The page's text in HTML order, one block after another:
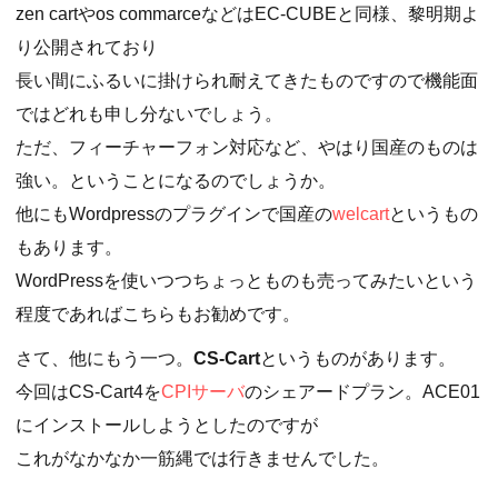
zen cartやos commarceなどはEC-CUBEと同様、黎明期よ
り公開されており
長い間にふるいに掛けられ耐えてきたものですので機能面
ではどれも申し分ないでしょう。
ただ、フィーチャーフォン対応など、やはり国産のものは
強い。ということになるのでしょうか。
他にもWordpressのプラグインで国産のwelcartというもの
もあります。
WordPressを使いつつちょっとものも売ってみたいという
程度であればこちらもお勧めです。
さて、他にもう一つ。 CS-Cartというものがあります。
今回はCS-Cart4をCPIサーバのシェアードプラン。ACE01
にインストールしようとしたのですが
これがなかなか一筋縄では行きませんでした。